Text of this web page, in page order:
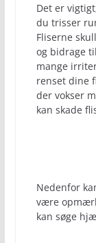
Det er
du trisser
Fliserne
og bidrage
mange
renset dine
der vokser
kan skade
Nedenfor
være
kan søge